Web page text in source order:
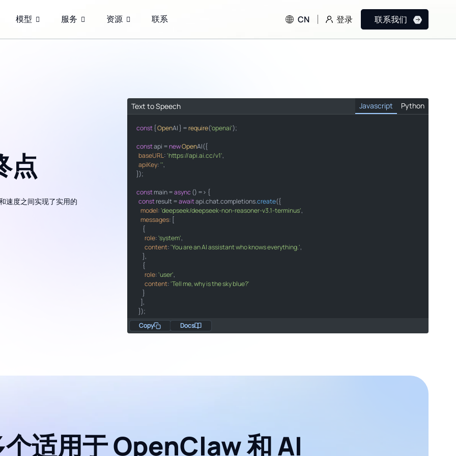
模型 服务 资源 联系 CN 登录 联系我们
点
速度之间实现了实用的
Text to Speech Javascript Python
const { OpenAI } = require('openai');
const api = newOpenAI({
baseURL: 'https://api.ai.cc/v1',
apiKey: '',
});
const main = async () => {
const result = await api.chat.completions.create({
model: 'deepseek/deepseek-non-reasoner-v3.1-terminus',
messages: [
      {
role: 'system',
content: 'You are an AI assistant who knows everything.',
      },
      {
role: 'user',
content: 'Tell me, why is the sky blue?'
      }
    ],
  });
const message = result.choices
import
"deepseek/deepseek-non-reasoner-v3.1-terminus"
"role" "system"
"content" "You are an AI assistant who knows everything."
"role" "user"
"content" "Tell me, why is the sky blue?"
Copy Docs
适用于 OpenClaw 和 AI